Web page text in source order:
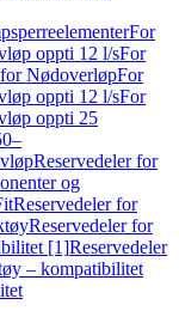
For
oppti 12 l/sFor
NødoverløpFor
oppti 12 l/sFor
oppti 25
Reservedeler for
og
Reservedeler for
Reservedeler for
[1]Reservedeler
– kompatibilitet